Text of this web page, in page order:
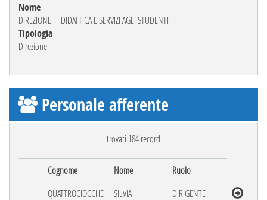
Nome
DIREZIONE I - DIDATTICA E SERVIZI AGLI STUDENTI
Tipologia
Direzione
Personale afferente
trovati 184 record
Cognome Nome
Ruolo
QUATTROCIOCCHE
SILVIA
DIRIGENTE